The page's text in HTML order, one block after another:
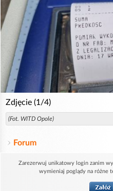
Zdjęcie (1/4)
(Fot. WITD Opole)
Forum
Zarezerwuj unikatowy login zanim
wymieniaj poglądy na różne